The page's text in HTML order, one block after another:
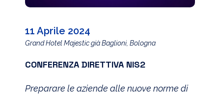
11 Aprile 2024
Grand Hotel Majestic già Baglioni, Bologna
CONFERENZA DIRETTIVA NIS2
Preparare le aziende alle nuove norme di